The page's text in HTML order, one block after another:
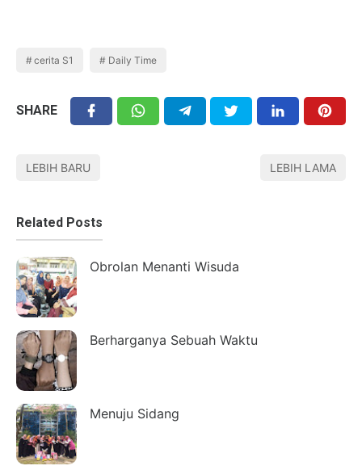
cerita S1 Daily Time
SHARE
LEBIH BARU LEBIH LAMA
Related Posts
Obrolan Menanti Wisuda
Berharganya Sebuah Waktu
Menuju Sidang